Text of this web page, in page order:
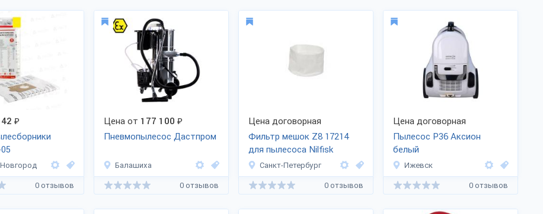
₽
0 отзывов
Цена от 177 100 ₽
Пневмопылесос Дастпром
Балашиха
0 отзывов
Цена договорная
Фильтр мешок Z8 17214
для пылесоса Nilfisk
Z81721
Санкт-Петербург
0 отзывов
Цена договорная
Пылесос Р36 Аксион
белый
Ижевск
0 отзывов